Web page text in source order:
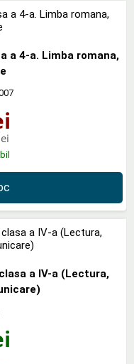
a 4-a. Limba romana,
a IV-a (Lectura,